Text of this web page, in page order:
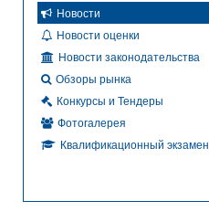
Новости
Новости оценки
Новости законодательства
Обзоры рынка
Конкурсы и Тендеры
Фотогалерея
Квалификационный экзамен